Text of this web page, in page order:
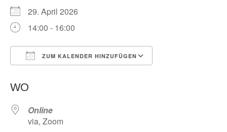
29. April 2026
14:00 - 16:00
ZUM KALENDER HINZUFÜGEN
WO
Online
via, Zoom